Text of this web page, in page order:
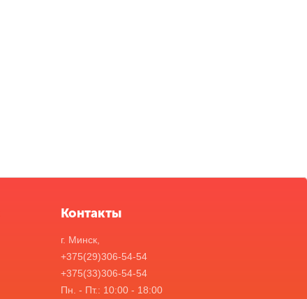
Контакты
г. Минск,
+375(29)306-54-54
+375(33)306-54-54
Пн. - Пт.: 10:00 - 18:00